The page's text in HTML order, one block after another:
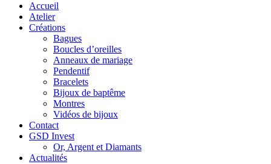
Accueil
Atelier
Créations
Bagues
Boucles d’oreilles
Anneaux de mariage
Pendentif
Bracelets
Bijoux de baptême
Montres
Vidéos de bijoux
Contact
GSD Invest
Or, Argent et Diamants
Actualités